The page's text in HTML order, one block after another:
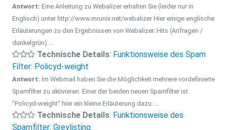
Antwort: Eine Anleitung zu Webalizer erhalten Sie (leider nur in
Englisch) unter http://www.mrunix.net/webalizer Hier einige englische
Erläuterungen zu den Ergebnissen von Webalizer. Hits (Anfragen /
dunkelgrün) ...
Technische Details: Funktionsweise des Spam
Filter: Policyd-weight
Antwort: Im Webmail haben Sie die Möglichkeit mehrere vordefinierte
Spamfilter zu aktivieren. Einer der beiden neuen Spamfilter ist
"Policyd-weight" hier ein kleine Erläuterung dazu: ...
Technische Details: Funktionsweise des
Spamfilter: Greylisting